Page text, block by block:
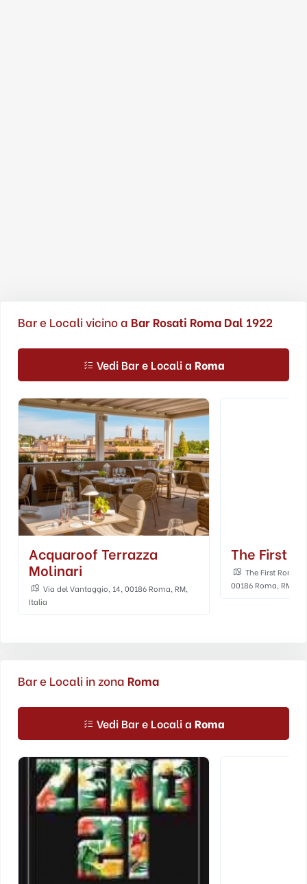
Bar e Locali vicino a Bar Rosati Roma Dal 1922
Vedi Bar e Locali a Roma
Acquaroof Terrazza
Molinari
Via del Vantaggio, 14, 00186 Roma, RM,
Italia
The First
The First Roma
00186 Roma, RM,
Bar e Locali in zona Roma
Vedi Bar e Locali a Roma